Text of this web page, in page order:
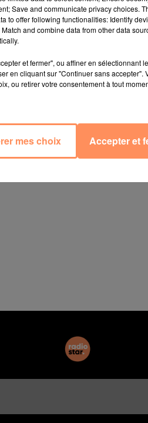
Save and communicate privacy choices.
to offer following functionalities: Identify
and combine data from other data
et fermer", ou affiner en sélectionnant
en cliquant sur "Continuer sans
ou retirer votre consentement à tout
mes choix Accepter et